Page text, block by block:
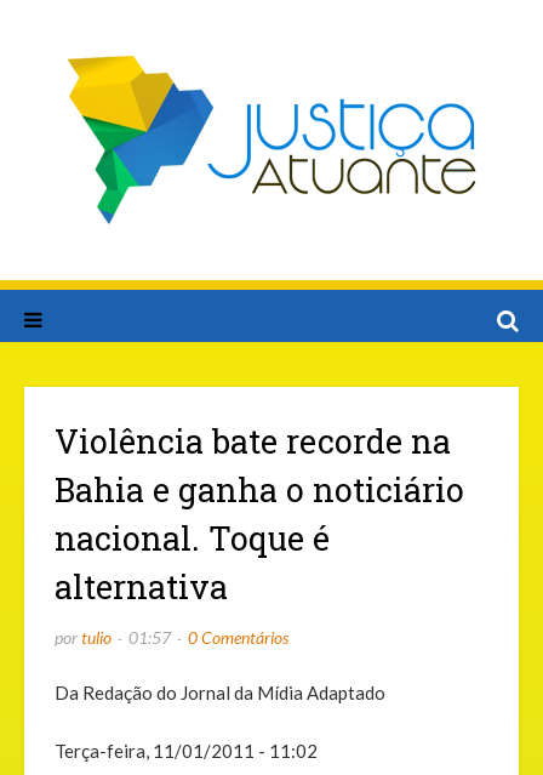
Violência bate recorde na
Bahia e ganha o noticiário
nacional. Toque é
alternativa
portulio 01:57 0 Comentários
Da Redação do Jornal da Mídia Adaptado
Terça-feira, 11/01/2011 - 11:02